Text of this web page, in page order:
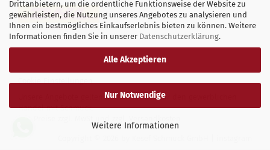
Drittanbietern, um die ordentliche Funktionsweise der Website zu
gewährleisten, die Nutzung unseres Angebotes zu analysieren und
Ihnen ein bestmögliches Einkaufserlebnis bieten zu können. Weitere
Informationen finden Sie in unserer Datenschutzerklärung.
Alle Akzeptieren
Nur Notwendige
Weitere Informationen
Cookie Einstellungen
Unsere Angebote gelten ausschließlich für den gewerblichen
Handel mit Schmuck.